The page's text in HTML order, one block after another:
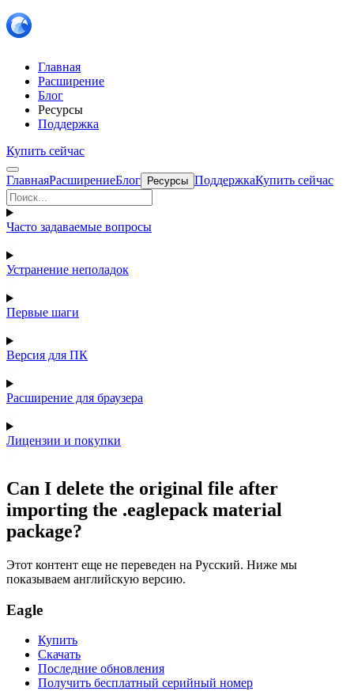
Главная
Расширение
Блог
Ресурсы
Поддержка
Купить сейчас
ГлавнаяРасширениеБлог Ресурсы ПоддержкаКупить сейчас
Часто задаваемые вопросы
Устранение неполадок
Первые шаги
Версия для ПК
Расширение для браузера
Лицензии и покупки
Can I delete the original file after
importing the .eaglepack material
package?
Этот контент еще не переведен на Русский. Ниже мы
показываем английскую версию.
Eagle
Купить
Скачать
Последние обновления
Получить бесплатный серийный номер